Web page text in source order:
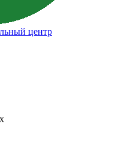
центр